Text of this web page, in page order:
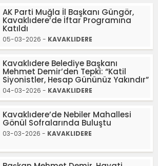
AK Parti Muğla İl Başkanı Güngör,
Kavaklıdere’de İftar Programına
Katıldı
05-03-2026 - KAVAKLIDERE
Kavaklıdere Belediye Başkanı
Mehmet Demir’den Tepki: “Katil
Siyonistler, Hesap Gününüz Yakındır”
04-03-2026 - KAVAKLIDERE
Kavaklıdere’de Nebiler Mahallesi
Gönül Sofralarında Buluştu
03-03-2026 - KAVAKLIDERE